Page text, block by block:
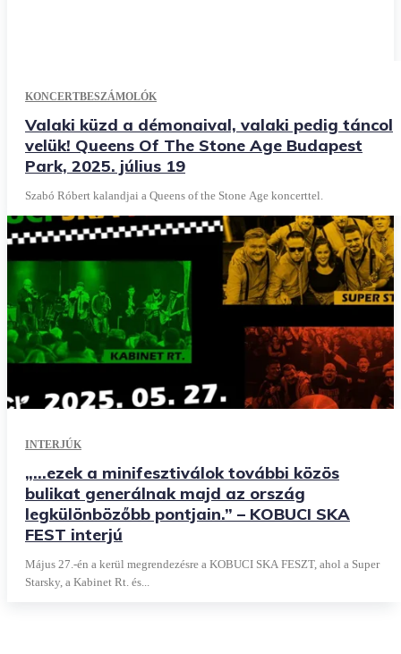
KONCERTBESZÁMOLÓK
Valaki küzd a démonaival, valaki pedig táncol
velük! Queens Of The Stone Age Budapest
Park, 2025. július 19
Szabó Róbert kalandjai a Queens of the Stone Age koncerttel.
INTERJÚK
„…ezek a minifesztiválok további közös
bulikat generálnak majd az ország
legkülönbözőbb pontjain.” – KOBUCI SKA
FEST interjú
Május 27.-én a kerül megrendezésre a KOBUCI SKA FESZT, ahol a Super
Starsky, a Kabinet Rt. és...